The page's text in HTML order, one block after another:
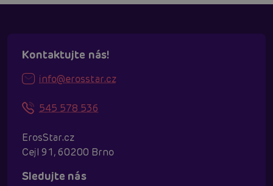
Kontaktujte nás!
info@erosstar.cz
545 578 536
ErosStar.cz
Cejl 91, 60200 Brno
Sledujte nás